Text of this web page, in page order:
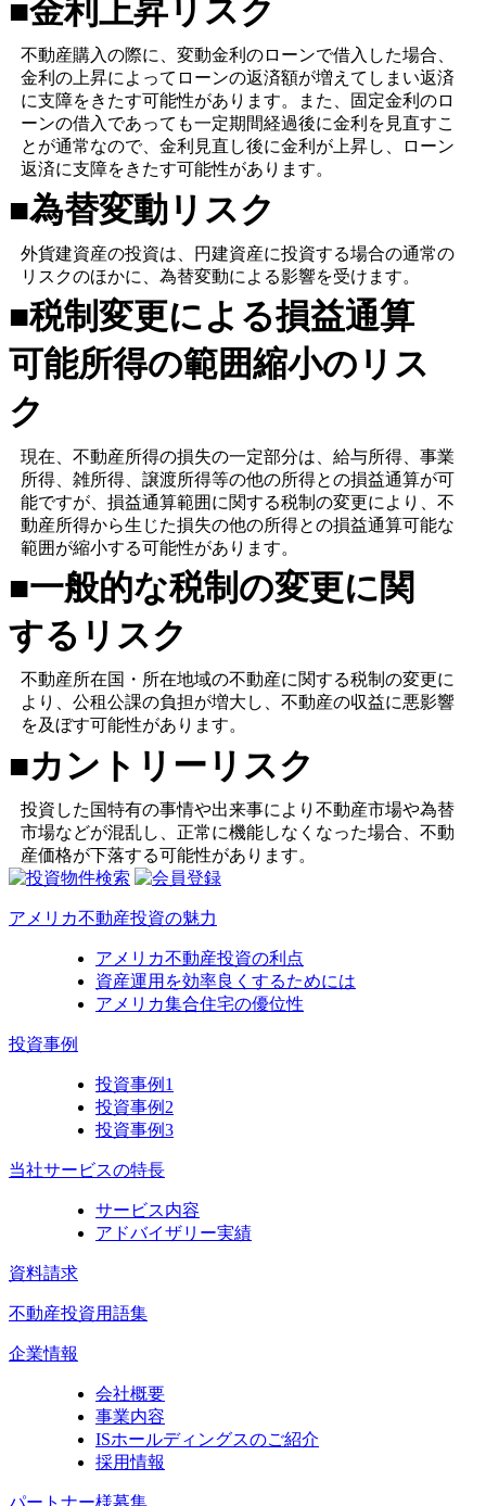
■金利上昇リスク
不動産購入の際に、変動金利のローンで借入した場合、
金利の上昇によってローンの返済額が増えてしまい返済
に支障をきたす可能性があります。また、固定金利のロ
ーンの借入であっても一定期間経過後に金利を見直すこ
とが通常なので、金利見直し後に金利が上昇し、ローン
返済に支障をきたす可能性があります。
■為替変動リスク
外貨建資産の投資は、円建資産に投資する場合の通常の
リスクのほかに、為替変動による影響を受けます。
■税制変更による損益通算
可能所得の範囲縮小のリス
ク
現在、不動産所得の損失の一定部分は、給与所得、事業
所得、雑所得、譲渡所得等の他の所得との損益通算が可
能ですが、損益通算範囲に関する税制の変更により、不
動産所得から生じた損失の他の所得との損益通算可能な
範囲が縮小する可能性があります。
■一般的な税制の変更に関
するリスク
不動産所在国・所在地域の不動産に関する税制の変更に
より、公租公課の負担が増大し、不動産の収益に悪影響
を及ぼす可能性があります。
■カントリーリスク
投資した国特有の事情や出来事により不動産市場や為替
市場などが混乱し、正常に機能しなくなった場合、不動
産価格が下落する可能性があります。
アメリカ不動産投資の魅力
アメリカ不動産投資の利点
資産運用を効率良くするためには
アメリカ集合住宅の優位性
投資事例
投資事例1
投資事例2
投資事例3
当社サービスの特長
サービス内容
アドバイザリー実績
資料請求
不動産投資用語集
企業情報
会社概要
事業内容
ISホールディングスのご紹介
採用情報
パートナー様募集